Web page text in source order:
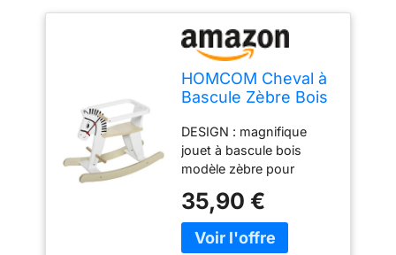
HOMCOM Cheval à
Bascule Zèbre Bois
Anneau de Sécurité
DESIGN : magnifique
jouet à bascule bois
modèle zèbre pour
JOUET PIÈCE DE
DÉCORATION : zèbre
idéal pour ajouter une
35,90 €